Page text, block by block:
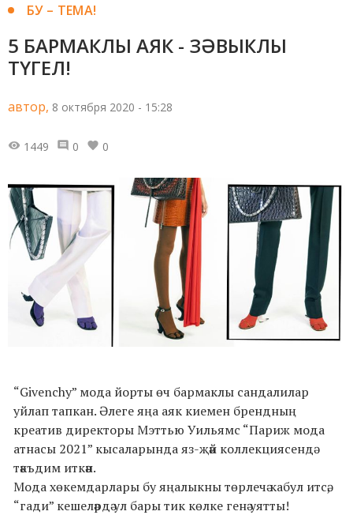
БУ – ТЕМА!
5 БАРМАКЛЫ АЯК - ЗӘВЫКЛЫ
ТҮГЕЛ!
автор, 8 октября 2020 - 15:28
1449 0 0
“Givenchy” мода йорты өч бармаклы сандалилар
уйлап тапкан. Әлеге яңа аяк киемен брендның
креатив директоры Мэттью Уильямс “Париж мода
атнасы 2021” кысаларында яз-җәй коллекциясендә
тәкъдим иткән.
Мода хөкемдарлары бу яңалыкны төрлечә кабул итсә,
“гади” кешеләрдә ул бары тик көлке генә уятты!